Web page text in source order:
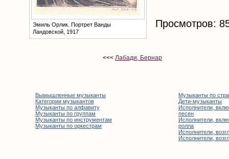
Эмиль Орлик. Портрет Ванды
Ландовской, 1917
Просмотров:
<<< Лабади, Бернар
Вымышленные музыканты
Категории музыкантов
Музыканты по алфавиту
Музыканты по группам
Музыканты по инструментам
Музыканты по оркестрам
Музыканты по
Дети-музыканты
Исполнители,
песен
Исполнители,
ролла
Исполнители,
Исполнители,